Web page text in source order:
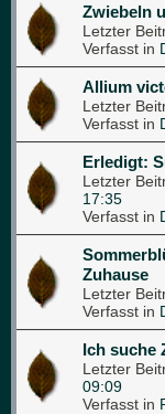
Zwiebeln
Letzter
Verfasst in
Allium
Letzter
Verfasst in
Erledigt:
Letzter
17:35
Verfasst in
Zuhause
Letzter
Verfasst in
Ich suche
Letzter
09:09
Verfasst in